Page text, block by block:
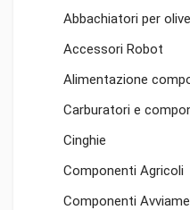
Abbachiatori per olive
Accessori Robot
Alimentazione
Carburatori e
Cinghie
Componenti Agricoli
Componenti